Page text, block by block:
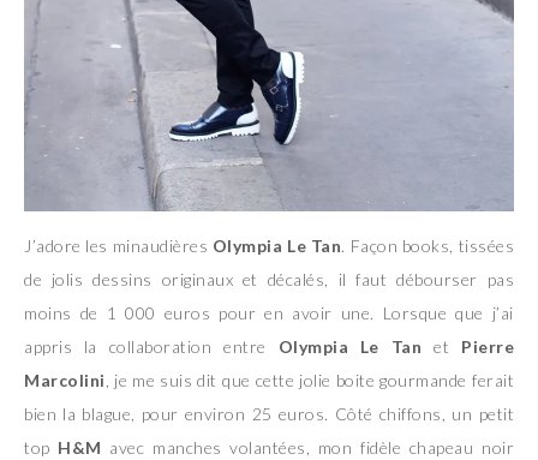
J’adore les minaudières Olympia Le Tan. Façon books, tissées
de jolis dessins originaux et décalés, il faut débourser pas
moins de 1 000 euros pour en avoir une. Lorsque que j’ai
appris la collaboration entre Olympia Le Tan et Pierre
Marcolini , je me suis dit que cette jolie boite gourmande ferait
bien la blague, pour environ 25 euros. Côté chiffons, un petit
top H&M avec manches volantées, mon fidèle chapeau noir